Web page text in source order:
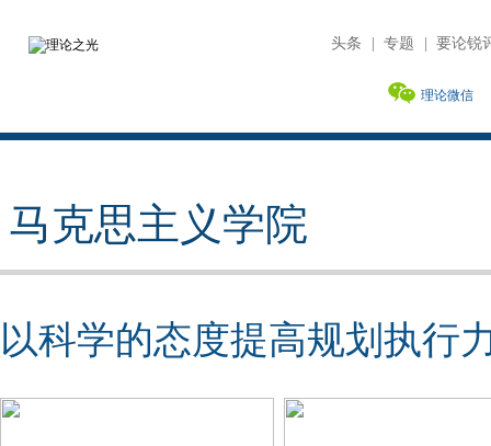
头条 专题 要论锐
理论微信
马克思主义学院
以科学的态度提高规划执行